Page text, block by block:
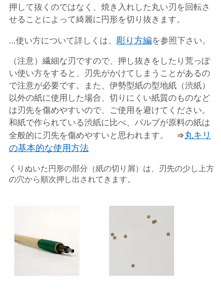
押して抜くのではなく、焼き入れした丸い刃を回転さ
せることによって綺麗に円形を切り抜きます。
…使い方について詳しくは、 彫り方編を参照下さい。
（注意）繊細な刃ですので、押し抜きをしたり荒っぽ
い使い方をすると、刃先がかけてしまうことがあるの
で注意が必要です。また、伊勢型紙の型地紙（渋紙）
以外の紙に使用した場合、切りにくい紙質のものなど
は刃先を傷めやすいので、ご使用を避けてください。
和紙で作られている渋紙に比べ、パルプが原料の紙は
全般的に刃先を傷めやすいと思われます。 ⇒丸キリ
の基本的な使用方法
くりぬいた円形の部分（紙の切り屑）は、刃先の少し上方
の穴から順次押し出されてきます。